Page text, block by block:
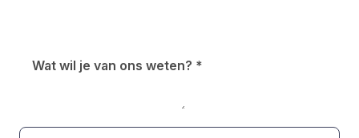
Wat wil je van ons weten? *